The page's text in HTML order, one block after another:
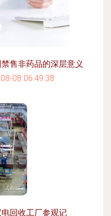
售非药品的深层意义
08 06:49:38
回收工厂参观记